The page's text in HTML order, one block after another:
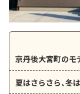
京丹後大宮町のモ
夏はさらさら、冬